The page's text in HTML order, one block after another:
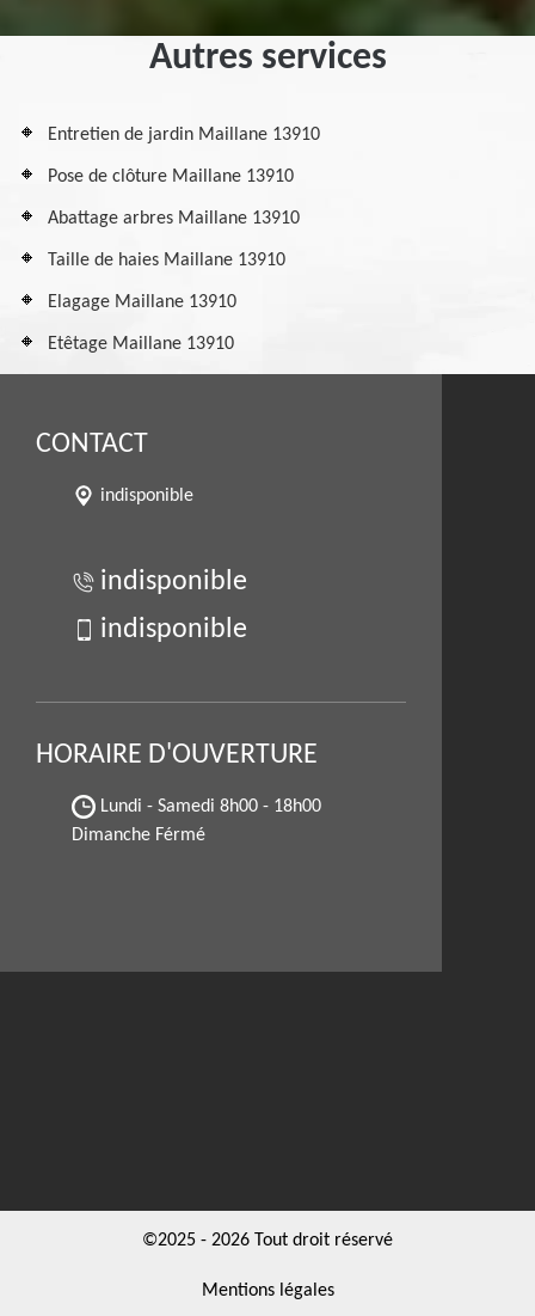
Autres services
Entretien de jardin Maillane 13910
Pose de clôture Maillane 13910
Abattage arbres Maillane 13910
Taille de haies Maillane 13910
Elagage Maillane 13910
Etêtage Maillane 13910
CONTACT
indisponible
indisponible
indisponible
HORAIRE D'OUVERTURE
Lundi - Samedi 8h00 - 18h00
Dimanche Férmé
©2025 - 2026 Tout droit réservé
Mentions légales